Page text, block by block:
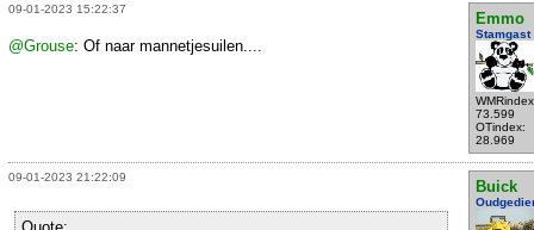
09-01-2023 15:22:37
Emmo
Stamgast
73.599
OTindex:
28.969
@Grouse: Of naar mannetjesuilen....
09-01-2023 21:22:09
Buick